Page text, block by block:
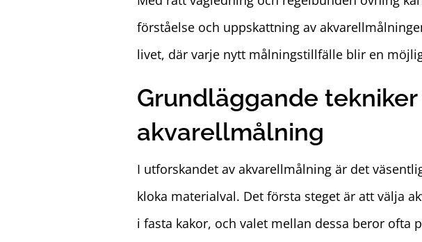
förståelse och uppskattning av
livet, där varje nytt målningstillfälle blir en
Grundläggande
akvarellmålning
I utforskandet av akvarellmålning är det
kloka materialval. Det första steget är att välja
i fasta kakor, och valet mellan dessa beror ofta